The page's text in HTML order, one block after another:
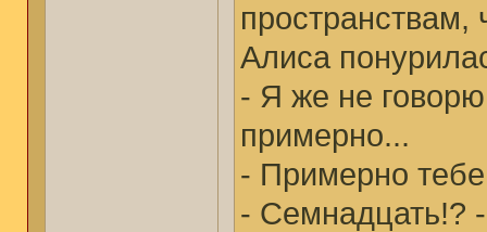
пространствам,
Алиса
- Я же не
примерно...
- Примерно
- Семнадцать!?